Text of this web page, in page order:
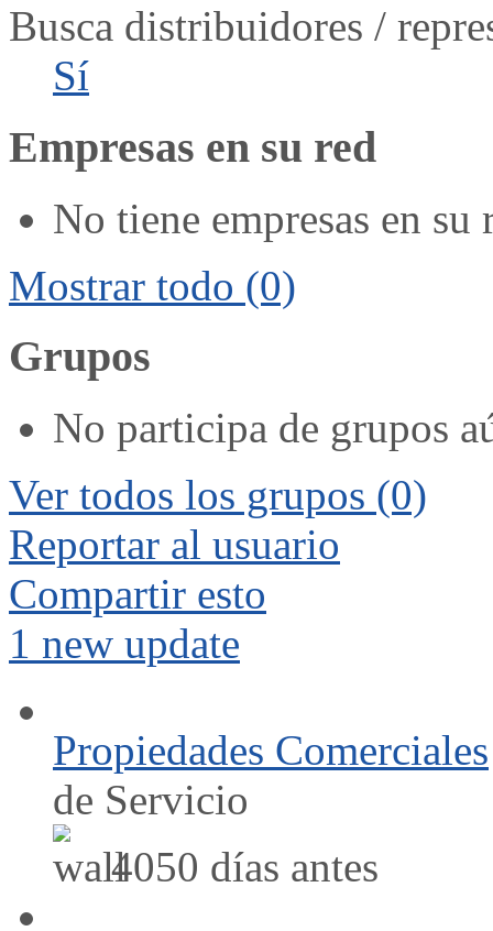
Busca distribuidores /
Sí
Empresas en su red
No tiene empresas en su
Mostrar todo (0)
Grupos
No participa de grupos
Ver todos los grupos (0)
Reportar al usuario
Compartir esto
1 new update
Propiedades Comerciales
de Servicio
4050 días antes